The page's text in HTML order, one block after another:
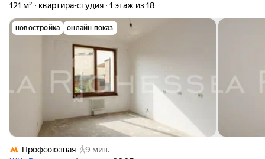
121 м² квартира-студия 1 этаж из 18
новостройка онлайн показ
Профсоюзная
9 мин.